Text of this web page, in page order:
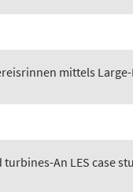
mittels
An LES case